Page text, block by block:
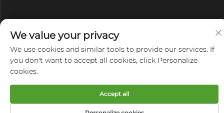
We value your privacy
We use cookies and similar tools to provide our services. If
you don't want to accept all cookies, click Personalize
cookies.
Accept all